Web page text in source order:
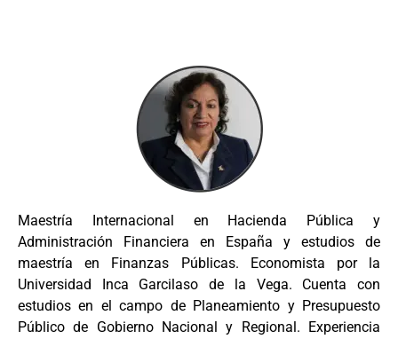
Maestría Internacional en Hacienda Pública y
Administración Financiera en España y estudios de
maestría en Finanzas Públicas. Economista por la
Universidad Inca Garcilaso de la Vega. Cuenta con
estudios en el campo de Planeamiento y Presupuesto
Público de Gobierno Nacional y Regional. Experiencia